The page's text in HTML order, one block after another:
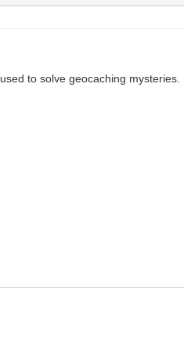
to solve geocaching mysteries.